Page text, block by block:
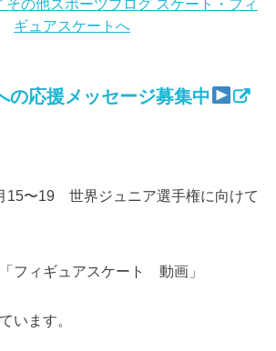
の応援メッセージ募集中
15〜19 世界ジュニア選手権に向けて
フィギュアスケート 動画」
います。